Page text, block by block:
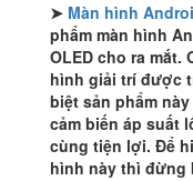
➤ Màn hình
phẩm màn hình
OLED cho ra mắt.
hình giải trí được
biệt sản phẩm
cảm biến áp suất
cùng tiện lợi. Để
hình này thì đừng